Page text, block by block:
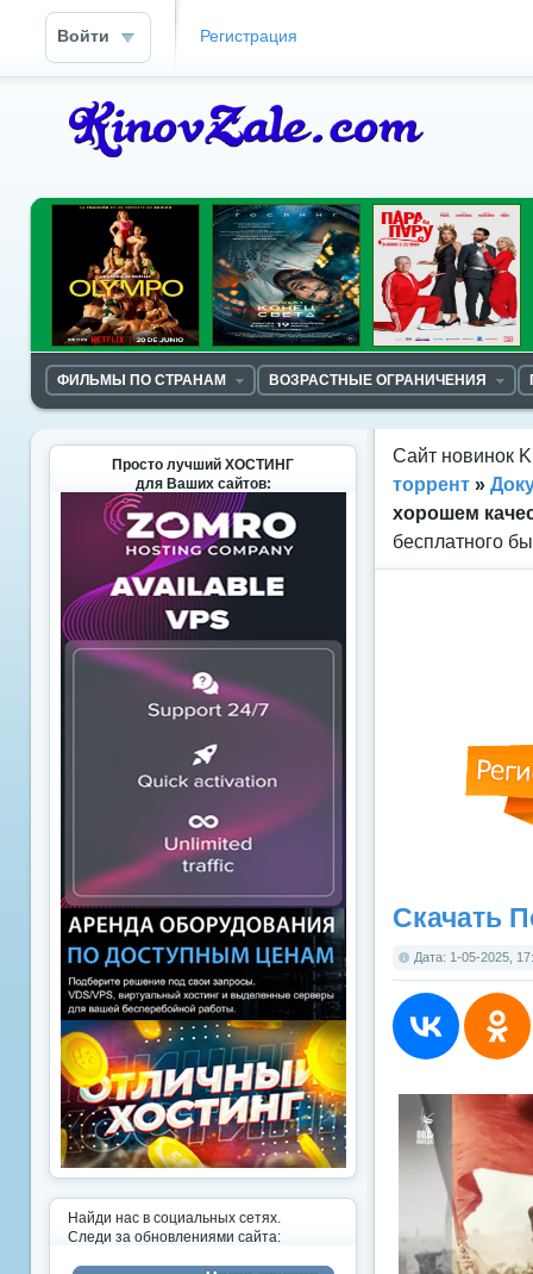
Войти Регистрация
ФИЛЬМЫ ПО СТРАНАМ ВОЗРАСТНЫЕ ОГРАНИЧЕНИЯ
Сайт новинок
торрент »
хорошем
бесплатного
Скачать
Дата: 1-05-2025,
Просто лучший ХОСТИНГ
для Ваших сайтов:
Найди нас в социальных сетях.
Следи за обновлениями сайта: